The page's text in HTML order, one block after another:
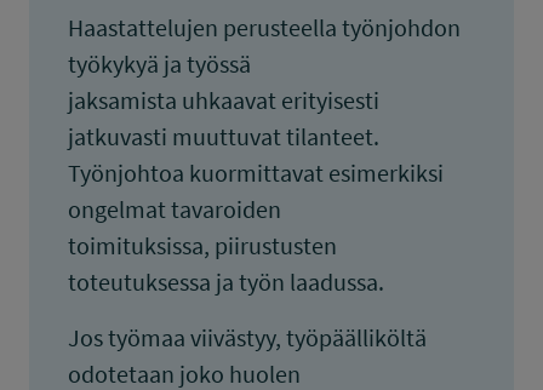
Haastattelujen perusteella työnjohdon
työkykyä ja työssä
jaksamista uhkaavat erityisesti
jatkuvasti muuttuvat tilanteet.
Työnjohtoa kuormittavat esimerkiksi
ongelmat tavaroiden
toimituksissa, piirustusten
toteutuksessa ja työn laadussa.
Jos työmaa viivästyy, työpäälliköltä
odotetaan joko huolen